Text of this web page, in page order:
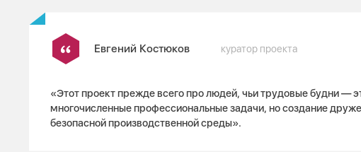
Евгений Костюков куратор проекта
«Этот проект прежде всего про людей, чьи трудовые будни —
многочисленные профессиональные задачи, но создание
безопасной производственной среды».